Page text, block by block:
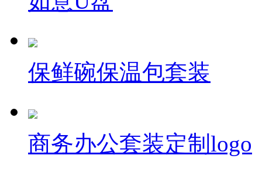
保鲜碗保温包套装
商务办公套装定制logo